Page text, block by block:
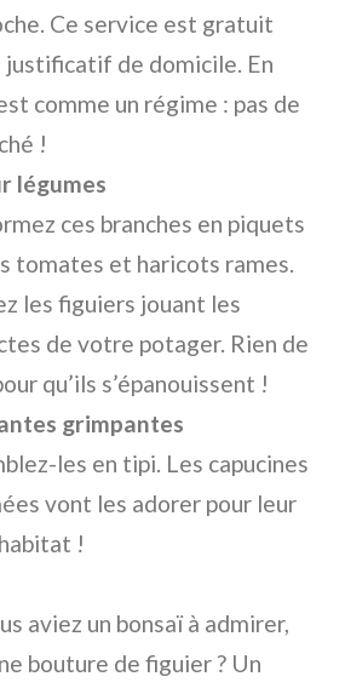
Ce service est gratuit
justificatif de domicile. En
comme un régime : pas de
!
légumes
ces branches en piquets
tomates et haricots rames.
les figuiers jouant les
de votre potager. Rien de
qu’ils s’épanouissent !
grimpantes
les en tipi. Les capucines
vont les adorer pour leur
!
aviez un bonsaï à admirer,
bouture de figuier ? Un